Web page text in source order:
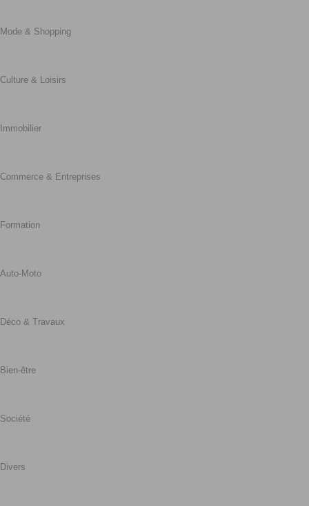
Mode & Shopping
Culture & Loisirs
Immobilier
Commerce & Entreprises
Formation
Auto-Moto
Déco & Travaux
Bien-être
Société
Divers